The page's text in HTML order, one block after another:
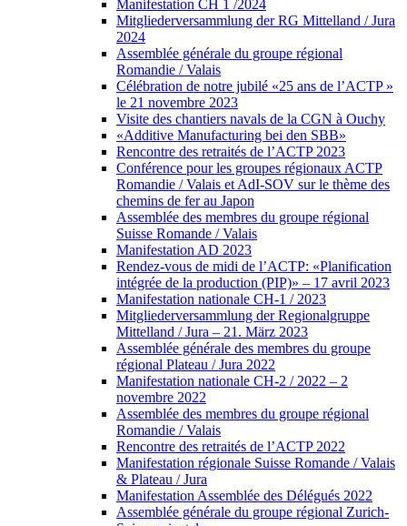
Manifestation CH 1 /2024
Mitgliederversammlung der RG Mittelland / Jura
2024
Assemblée générale du groupe régional
Romandie / Valais
Célébration de notre jubilé «25 ans de l’ACTP »
le 21 novembre 2023
Visite des chantiers navals de la CGN à Ouchy
«Additive Manufacturing bei den SBB»
Rencontre des retraités de l’ACTP 2023
Conférence pour les groupes régionaux ACTP
Romandie / Valais et AdI-SOV sur le thème des
chemins de fer au Japon
Assemblée des membres du groupe régional
Suisse Romande / Valais
Manifestation AD 2023
Rendez-vous de midi de l’ACTP: «Planification
intégrée de la production (PIP)» – 17 avril 2023
Manifestation nationale CH-1 / 2023
Mitgliederversammlung der Regionalgruppe
Mittelland / Jura – 21. März 2023
Assemblée générale des membres du groupe
régional Plateau / Jura 2022
Manifestation nationale CH-2 / 2022 – 2
novembre 2022
Assemblée des membres du groupe régional
Romandie / Valais
Rencontre des retraités de l’ACTP 2022
Manifestation régionale Suisse Romande / Valais
& Plateau / Jura
Manifestation Assemblée des Délégués 2022
Assemblée générale du groupe régional Zurich-